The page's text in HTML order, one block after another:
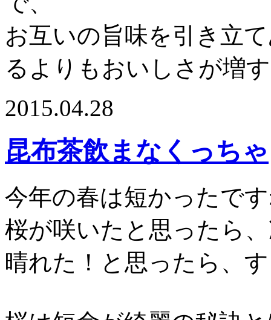
お互いの旨味を引き立
るよりもおいしさが増
2015.04.28
昆布茶飲まなくっちゃ
今年の春は短かったで
桜が咲いたと思ったら
晴れた！と思ったら、